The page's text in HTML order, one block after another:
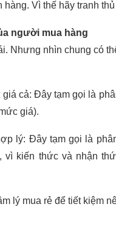
Vì thế hãy tranh
người mua hàng
Nhưng nhìn chung có
cả: Đây tạm gọi là
giá).
lý: Đây tạm gọi là
vì kiến thức và nhận
lý mua rẻ để tiết kiệm